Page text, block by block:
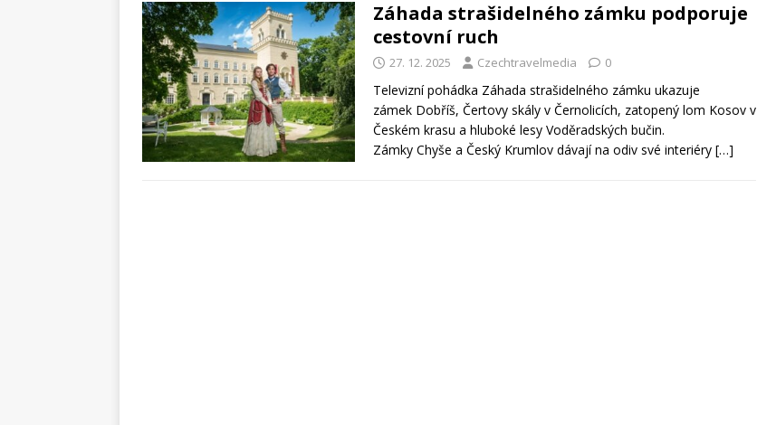
Záhada strašidelného zámku podporuje
cestovní ruch
27. 12. 2025 Czechtravelmedia 0
Televizní pohádka Záhada strašidelného zámku ukazuje
zámek Dobříš, Čertovy skály v Černolicích, zatopený lom Kosov v
Českém krasu a hluboké lesy Voděradských bučin.
Zámky Chyše a Český Krumlov dávají na odiv své interiéry […]